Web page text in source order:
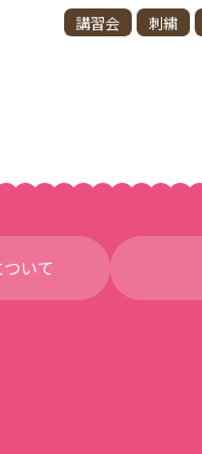
講習会
刺繍
いて